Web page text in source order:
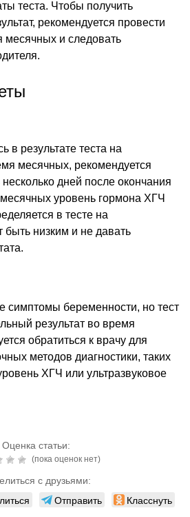
теста. Чтобы получить
рекомендуется провести
месячных и следовать
в результате теста на
месячных, рекомендуется
несколько дней после окончания
уровень гормона ХГЧ
в тесте на
быть низким и не давать
симптомы беременности, но тест
результат во время
обратиться к врачу для
методов диагностики, таких
ХГЧ или ультразвуковое
Оценка статьи:
(пока оценок нет)
с друзьями:
Отправить Класснуть